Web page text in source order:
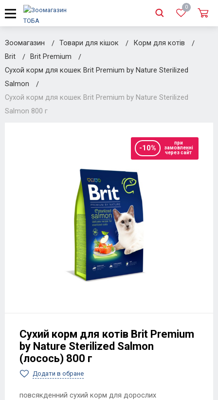
0
Зоомагазин Товари для кішок
Корм для котів
Brit
Brit Premium
Сухой корм для кошек Brit Premium by Nature Sterilized
Salmon
Сухой корм для кошек Brit Premium by Nature Sterilized
Salmon 800 г
-10%
при
замовленні
через сайт
Сухий корм для котів Brit Premium
by Nature Sterilized Salmon
(лосось) 800 г
Додати в обране
повсякденний сухий корм для дорослих